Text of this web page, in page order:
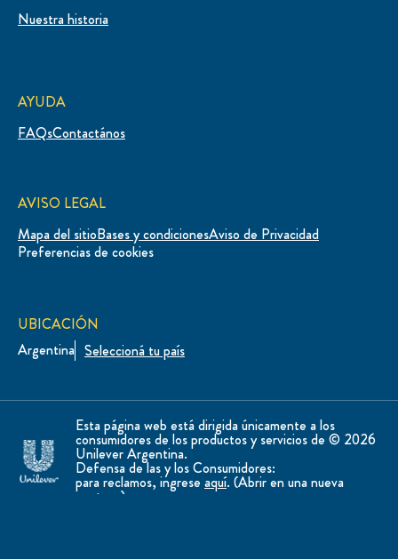
Nuestra historia
AYUDA
FAQsContactános
AVISO LEGAL
Mapa del sitioBases y condicionesAviso de Privacidad
Preferencias de cookies
Esta página web está dirigida únicamente a los
consumidores de los productos y servicios de © 2026
Unilever Argentina.
Defensa de las y los Consumidores:
para reclamos, ingrese aquí. (Abrir en una nueva
ventana).
UBICACIÓN
Argentina Seleccioná tu país